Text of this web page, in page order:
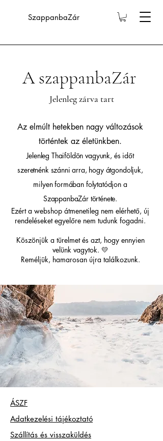
SzappanbaZár
A szappanbaZár
Jelenleg zárva tart
Az elmúlt hetekben nagy változások
történtek az életünkben.
Jelenleg Thaiföldön vagyunk, és időt
szeretnénk szánni arra, hogy átgondoljuk,
milyen formában folytatódjon a
SzappanbaZár története.
Ezért a webshop átmenetileg nem elérhető, új
rendeléseket egyelőre nem tudunk fogadni.
Köszönjük a türelmet és azt, hogy ennyien
velünk vagytok. 💛
Reméljük, hamarosan újra találkozunk.
ÁSZF
Adatkezelési tájékoztató
Szállítás és visszaküldés